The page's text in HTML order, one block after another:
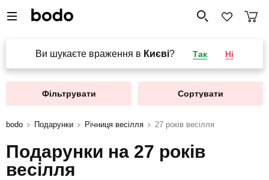
Ви шукаєте враження в Києві? Так Ні
Фільтрувати Сортувати
bodo Подарунки Річниця весілля 27 років весілля
Подарунки на 27 років
весілля